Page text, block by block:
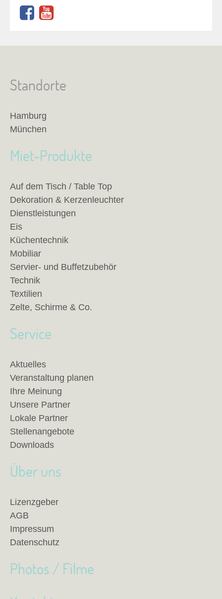
Standorte
Hamburg
München
Miet-Produkte
Auf dem Tisch / Table Top
Dekoration & Kerzenleuchter
Dienstleistungen
Eis
Küchentechnik
Mobiliar
Servier- und Buffetzubehör
Technik
Textilien
Zelte, Schirme & Co.
Service
Aktuelles
Veranstaltung planen
Ihre Meinung
Unsere Partner
Lokale Partner
Stellenangebote
Downloads
Über uns
Lizenzgeber
AGB
Impressum
Datenschutz
Photos / Filme